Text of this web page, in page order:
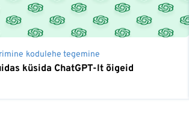
kodulehe tegemine
küsida ChatGPT-lt õigeid